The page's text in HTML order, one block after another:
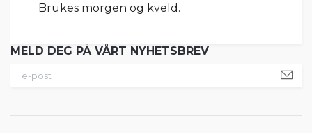
MELD DEG PÅ VÅRT NYHETSBREV
Brukes morgen og kveld.